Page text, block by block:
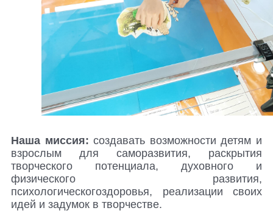
Наша миссия:создавать возможности детям и
взрослым для саморазвития, раскрытия
творческого потенциала, духовного и
физического развития,
психологическогоздоровья, реализации своих
идей и задумок в творчестве.